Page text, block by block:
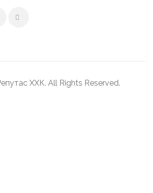
ХХК. All Rights Reserved.